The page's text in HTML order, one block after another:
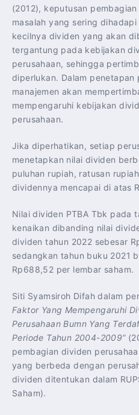
(2012), keputusan
masalah yang sering
kecilnya dividen yang akan
tergantung pada kebijakan
perusahaan, sehingga
diperlukan. Dalam penetapan
manajemen akan
mempengaruhi kebijakan
perusahaan.
Jika diperhatikan, setiap
menetapkan nilai dividen
puluhan rupiah, ratusan
dividennya mencapai di atas
Nilai dividen PTBA Tbk pada
kenaikan dibanding nilai
dividen tahun 2022 sebesar
sedangkan tahun buku 2021
Rp688,52 per lembar saham.
Siti Syamsiroh Difah dalam
Faktor Yang Mempengaruhi
Perusahaan Bumn Yang
Periode Tahun 2004-2009”
pembagian dividen
yang berbeda dengan
dividen ditentukan dalam
Saham).